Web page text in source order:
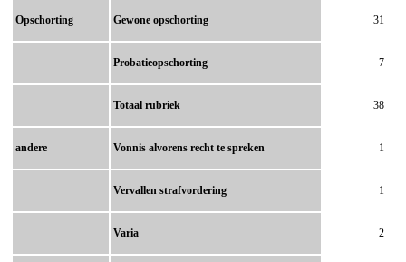
Opschorting Gewone opschorting 31
Probatieopschorting 7
Totaal rubriek 38
andere Vonnis alvorens recht te spreken 1
Vervallen strafvordering 1
Varia 2